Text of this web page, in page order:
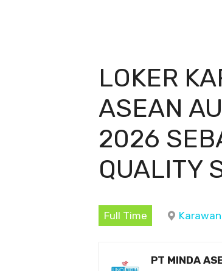
LOKER
ASEAN
2026
QUALITY
Full Time
PT MINDA